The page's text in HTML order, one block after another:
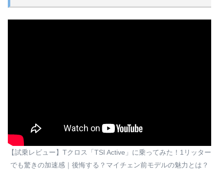
【試乗レビュー】Tクロス「TSI Active」に乗ってみた！1リッター
でも驚きの加速感｜後悔する？マイチェン前モデルの魅力とは？